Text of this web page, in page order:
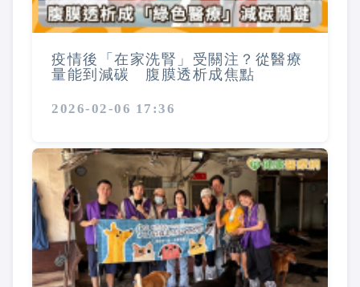
疫情後「在家洗腎」受關注？從醫療
量能到減碳 腹膜透析成焦點
2026-02-06 17:36